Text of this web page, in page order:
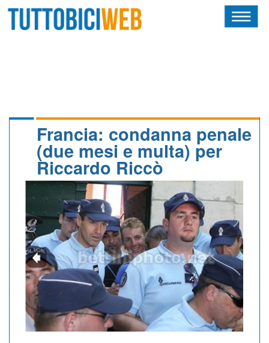
CALENDARIO
OSCAR
ALBI D'ORO
NEWSLETTER
Francia: condanna penale
(due mesi e multa) per
Riccardo Riccò